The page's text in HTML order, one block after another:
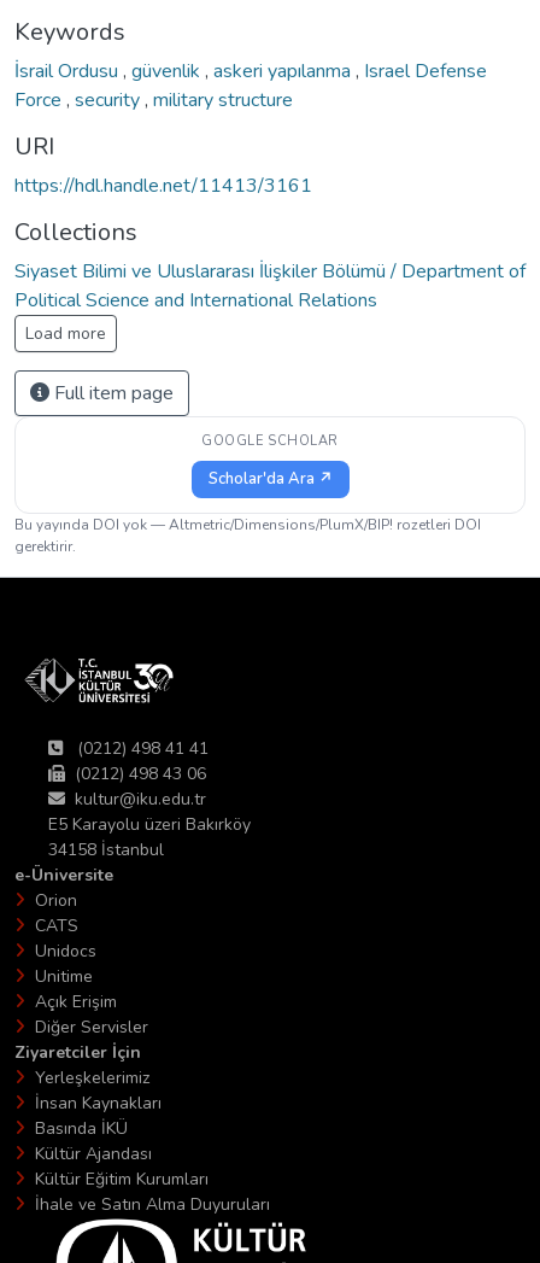
Keywords
İsrail Ordusu , güvenlik , askeri yapılanma , Israel Defense
Force , security, military structure
URI
https://hdl.handle.net/11413/3161
Collections
Siyaset Bilimi ve Uluslararası İlişkiler Bölümü / Department of
Political Science and International Relations
Load more
Full item page
GOOGLE SCHOLAR
Scholar'da Ara ↗
Bu yayında DOI yok — Altmetric/Dimensions/PlumX/BIP! rozetleri DOI
gerektirir.
(0212) 498 41 41
(0212) 498 43 06
kultur@iku.edu.tr
E5 Karayolu üzeri Bakırköy
34158 İstanbul
e-Üniversite
Orion
CATS
Unidocs
Unitime
Açık Erişim
Diğer Servisler
Ziyaretciler İçin
Yerleşkelerimiz
İnsan Kaynakları
Basında İKÜ
Kültür Ajandası
Kültür Eğitim Kurumları
İhale ve Satın Alma Duyuruları